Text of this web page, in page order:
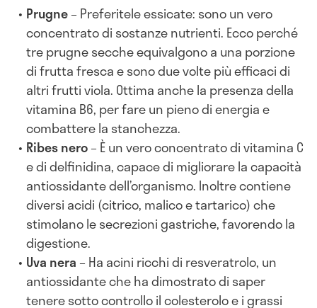
Prugne– Preferitele essicate: sono un vero
concentrato di sostanze nutrienti. Ecco perché
tre prugne secche equivalgono a una porzione
di frutta fresca e sono due volte più efficaci di
altri frutti viola. Ottima anche la presenza della
vitamina B6, per fare un pieno di energia e
combattere la stanchezza.
Ribes nero– È un vero concentrato di vitamina C
e di delfinidina, capace di migliorare la capacità
antiossidante dell’organismo. Inoltre contiene
diversi acidi (citrico, malico e tartarico) che
stimolano le secrezioni gastriche, favorendo la
digestione.
Uva nera – Ha acini ricchi di resveratrolo, un
antiossidante che ha dimostrato di saper
tenere sotto controllo il colesterolo e i grassi